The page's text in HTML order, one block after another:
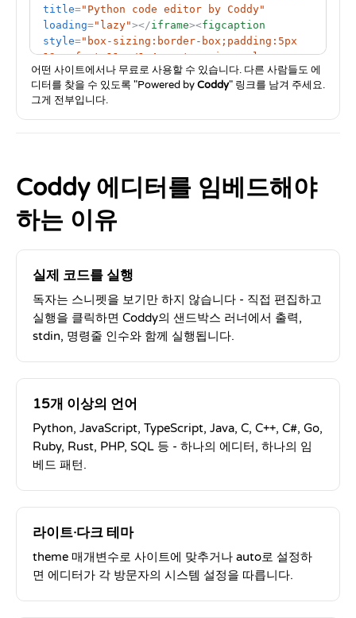
title="Python code editor by Coddy"
loading="lazy"></iframe><figcaption
style="box-sizing:border-box;padding:5px
12px;font:11px/1.4 system-ui,-apple-
system,sans-
serif;color:#64748b;background:#f1f5f9;bor
der-top:1px solid #e2e8f0;text-
align:right" dir="ltr">Powered by <a
decoration:none;">Coddy< /a> /figcaption >
figure
어떤 사이트에서나 무료로 사용할 수 있습니다. 다른 사람들도 에
디터를 찾을 수 있도록 "Powered byCoddy" 링크를 남겨 주세요.
그게 전부입니다.
Coddy 에디터를 임베드해야
하는 이유
실제 코드를 실행
독자는 스니펫을 보기만 하지 않습니다 - 직접 편집하고
실행을 클릭하면 Coddy의 샌드박스 러너에서 출력,
stdin, 명령줄 인수와 함께 실행됩니다.
15개 이상의 언어
Python, JavaScript, TypeScript, Java, C, C++, C#, Go,
Ruby, Rust, PHP, SQL 등 - 하나의 에디터, 하나의 임
베드 패턴.
라이트·다크 테마
theme 매개변수로 사이트에 맞추거나 auto로 설정하
면 에디터가 각 방문자의 시스템 설정을 따릅니다.